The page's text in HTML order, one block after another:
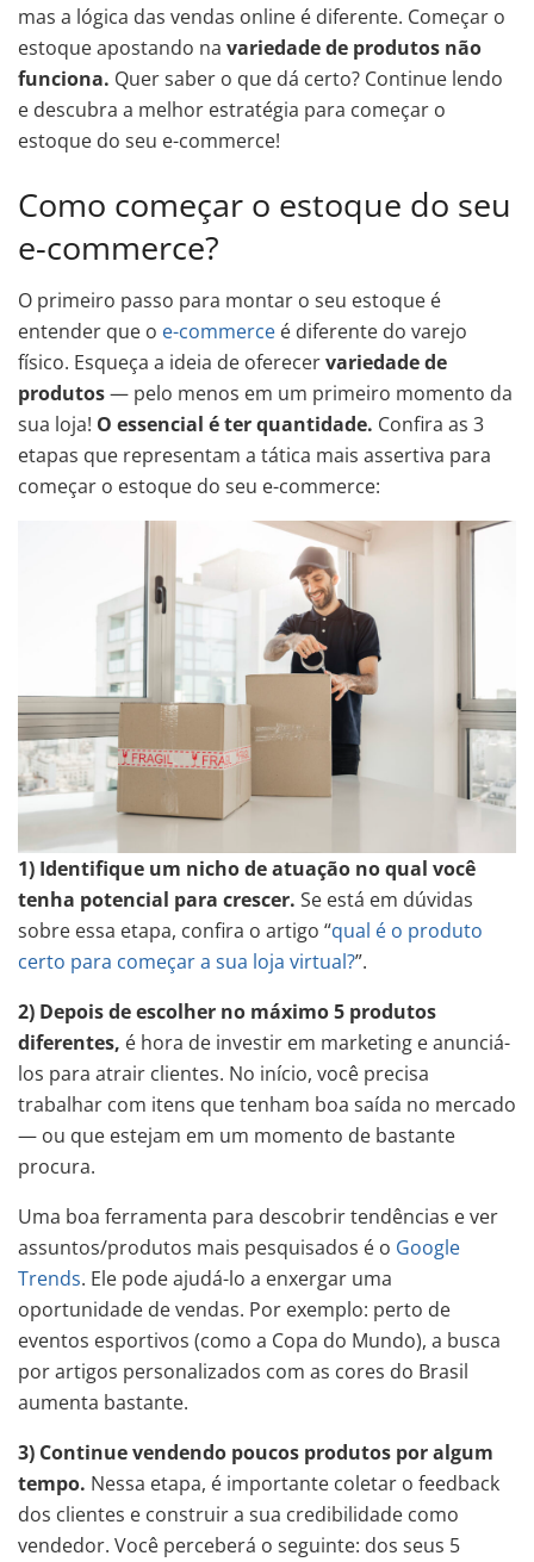
mas a lógica das vendas online é diferente. Começar o
estoque apostando na variedade de produtos não
funciona. Quer saber o que dá certo? Continue lendo
e descubra a melhor estratégia para começar o
estoque do seu e-commerce!
Como começar o estoque do seu
e-commerce?
O primeiro passo para montar o seu estoque é
entender que o e-commerce é diferente do varejo
físico. Esqueça a ideia de oferecervariedade de
produtos— pelo menos em um primeiro momento da
sua loja! O essencial é ter quantidade. Confira as 3
etapas que representam a tática mais assertiva para
começar o estoque do seu e-commerce:
1) Identifique um nicho de atuação no qual você
tenha potencial para crescer. Se está em dúvidas
sobre essa etapa, confira o artigo “qual é o produto
certo para começar a sua loja virtual?”.
2) Depois de escolher no máximo 5 produtos
diferentes, é hora de investir em marketing e anunciá-
los para atrair clientes. No início, você precisa
trabalhar com itens que tenham boa saída no mercado
— ou que estejam em um momento de bastante
procura.
Uma boa ferramenta para descobrir tendências e ver
assuntos/produtos mais pesquisados é o Google
Trends. Ele pode ajudá-lo a enxergar uma
oportunidade de vendas. Por exemplo: perto de
eventos esportivos (como a Copa do Mundo), a busca
por artigos personalizados com as cores do Brasil
aumenta bastante.
3) Continue vendendo poucos produtos por algum
tempo. Nessa etapa, é importante coletar o feedback
dos clientes e construir a sua credibilidade como
vendedor. Você perceberá o seguinte: dos seus 5